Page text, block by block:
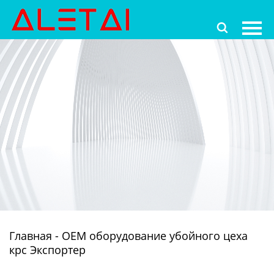

Главная
Продукция
Новости
О Hас
Контакты
Главная - OEM оборудование убойного цеха
крс Экспортер